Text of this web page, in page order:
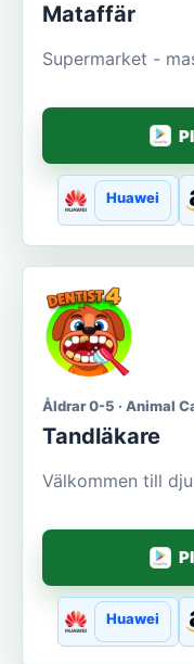
Mataffär
Supermarket -
Huawei
Åldrar 0-5 · Animal
Tandläkare
Välkommen till
Huawei